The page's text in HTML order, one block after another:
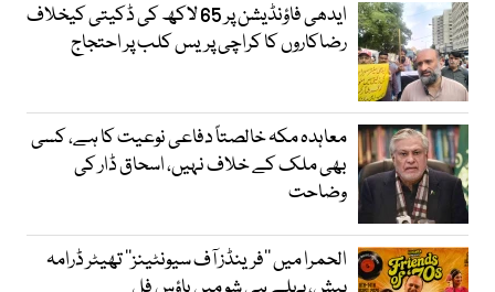
ایدھی فاؤنڈیشن پر 65 لاکھ کی ڈکیتی کیخلاف
رضاکاروں کا کراچی پریس کلب پر احتجاج
معاہدہ مکہ خالصتاً دفاعی نوعیت کا ہے، کسی
بھی ملک کے خلاف نہیں، اسحاق ڈار کی
وضاحت
الحمرا میں ’’فرینڈز آف سیونٹینز‘‘ تھیٹر ڈرامہ